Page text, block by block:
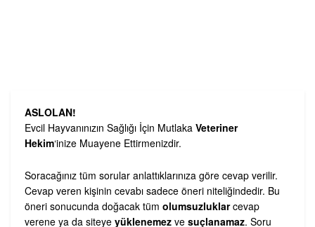
ASLOLAN!
Evcil Hayvanınızın Sağlığı İçin Mutlaka Veteriner
Hekim‘inize Muayene Ettirmenizdir.
Soracağınız tüm sorular anlattıklarınıza göre cevap verilir.
Cevap veren kişinin cevabı sadece öneri niteliğindedir. Bu
öneri sonucunda doğacak tüm olumsuzluklarcevap
verene ya da siteye yüklenemez ve suçlanamaz. Soru